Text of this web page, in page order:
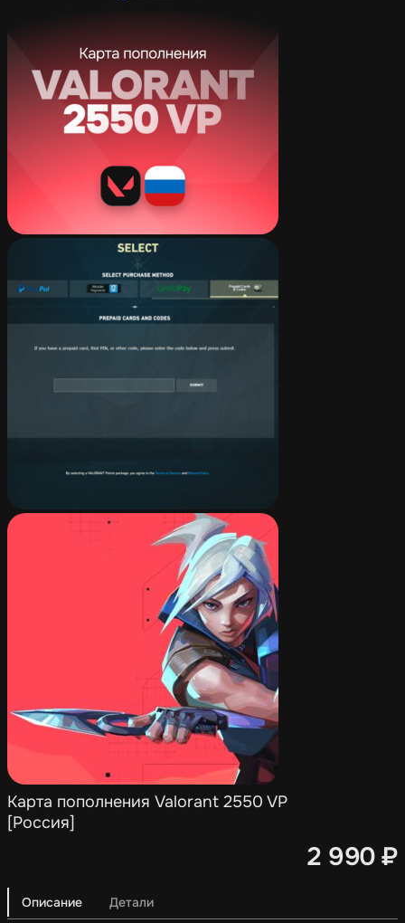
Карта пополнения Valorant 2550 VP
[Россия]
2 990₽
Описание Детали